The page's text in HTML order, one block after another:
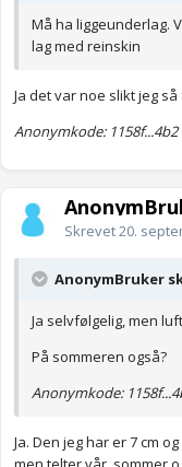
Må ha liggeunderlag.
lag med reinskin
Ja det var noe slikt jeg så
Anonymkode: 1158f...4b2
Skrevet20.
AnonymBruker
Ja selvfølgelig, men
På sommeren også?
Anonymkode:
Ja. Den jeg har er 7 cm